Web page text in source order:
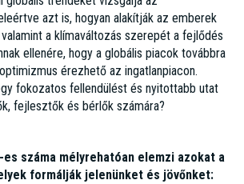
azt is, hogyan alakítják az emberek
a klímaváltozás szerepét a fejlődés
ellenére, hogy a globális piacok továbbra
érezhető az ingatlanpiacon.
fokozatos fellendülést és nyitottabb utat
fejlesztők és bérlők számára?
száma mélyrehatóan elemzi azokat a
formálják jelenünket és jövőnket: